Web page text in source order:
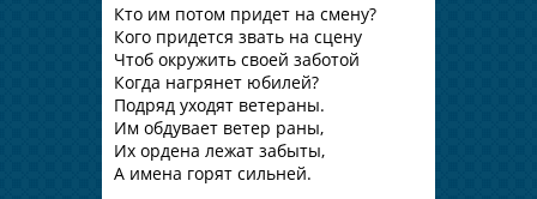
Кто им потом придет на смену?
Кого придется звать на сцену
Чтоб окружить своей заботой
Когда нагрянет юбилей?
Подряд уходят ветераны.
Им обдувает ветер раны,
Их ордена лежат забыты,
А имена горят сильней.